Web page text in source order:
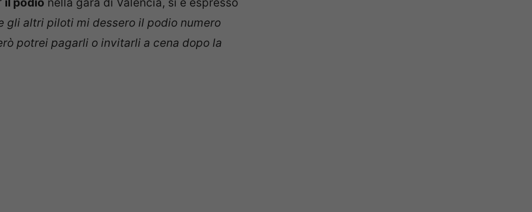
il podio nella gara di Valencia, si è espresso
gli altri piloti mi dessero il podio numero
potrei pagarli o invitarli a cena dopo la